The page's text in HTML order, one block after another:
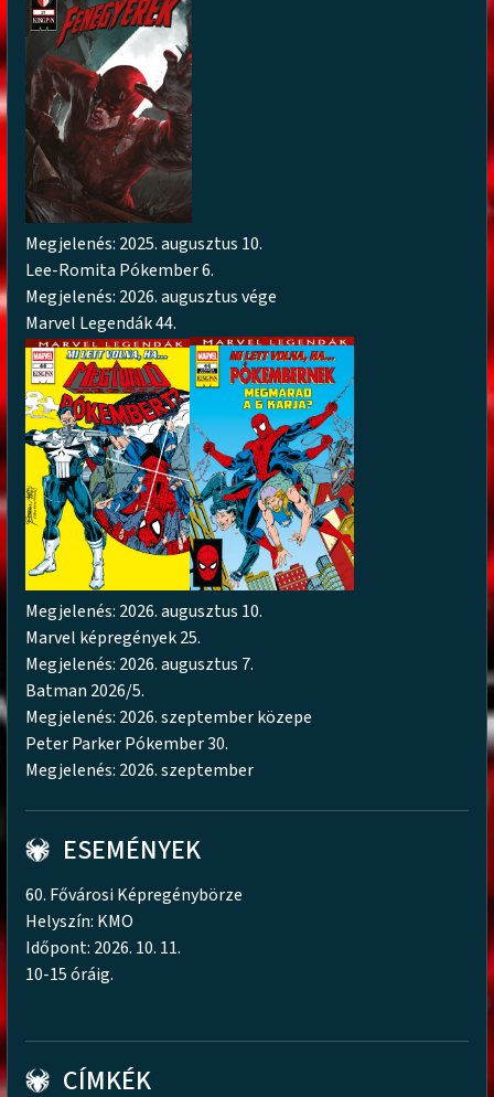
Megjelenés: 2025. augusztus 10.
Lee-Romita Pókember 6.
Megjelenés: 2026. augusztus vége
Marvel Legendák 44.
Megjelenés: 2026. augusztus 10.
Marvel képregények 25.
Megjelenés: 2026. augusztus 7.
Batman 2026/5.
Megjelenés: 2026. szeptember közepe
Peter Parker Pókember 30.
Megjelenés: 2026. szeptember
ESEMÉNYEK
60. Fővárosi Képregénybörze
Helyszín: KMO
Időpont: 2026. 10. 11.
10-15 óráig.
CÍMKÉK